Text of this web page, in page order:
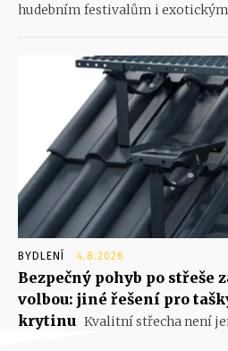
hudebním festivalům i
BYDLENÍ 4.8.2026
Bezpečný pohyb po střeše
volbou: jiné řešení pro
krytinu Kvalitní střecha není